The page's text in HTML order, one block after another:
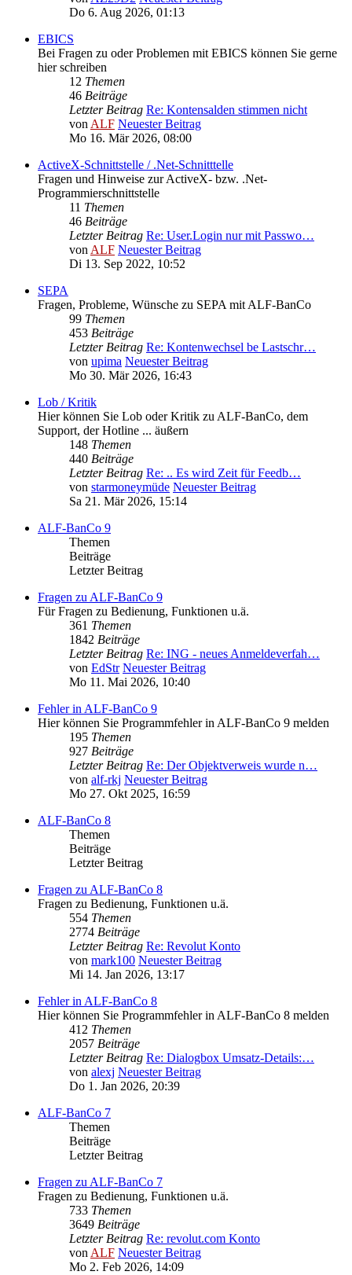
Do 6. Aug 2026, 01:13
EBICS
Bei Fragen zu oder Problemen mit EBICS können Sie gerne
hier schreiben
12 Themen
46 Beiträge
Letzter Beitrag Re: Kontensalden stimmen nicht
vonALF Neuester Beitrag
Mo 16. Mär 2026, 08:00
ActiveX-Schnittstelle / .Net-Schnitttelle
Fragen und Hinweise zur ActiveX- bzw. .Net-
Programmierschnittstelle
11 Themen
46 Beiträge
Letzter Beitrag Re: User.Login nur mit Passwo…
vonALF Neuester Beitrag
Di 13. Sep 2022, 10:52
SEPA
Fragen, Probleme, Wünsche zu SEPA mit ALF-BanCo
99 Themen
453 Beiträge
Letzter Beitrag Re: Kontenwechsel be Lastschr…
von upima Neuester Beitrag
Mo 30. Mär 2026, 16:43
Lob / Kritik
Hier können Sie Lob oder Kritik zu ALF-BanCo, dem
Support, der Hotline ... äußern
148 Themen
440 Beiträge
Letzter Beitrag Re: .. Es wird Zeit für Feedb…
von starmoneymüde Neuester Beitrag
Sa 21. Mär 2026, 15:14
ALF-BanCo 9
Themen
Beiträge
Letzter Beitrag
Fragen zu ALF-BanCo 9
Für Fragen zu Bedienung, Funktionen u.ä.
361 Themen
1842 Beiträge
Letzter Beitrag Re: ING - neues Anmeldeverfah…
von EdStr Neuester Beitrag
Mo 11. Mai 2026, 10:40
Fehler in ALF-BanCo 9
Hier können Sie Programmfehler in ALF-BanCo 9 melden
195 Themen
927 Beiträge
Letzter Beitrag Re: Der Objektverweis wurde n…
von alf-rkj Neuester Beitrag
Mo 27. Okt 2025, 16:59
ALF-BanCo 8
Themen
Beiträge
Letzter Beitrag
Fragen zu ALF-BanCo 8
Fragen zu Bedienung, Funktionen u.ä.
554 Themen
2774 Beiträge
Letzter Beitrag Re: Revolut Konto
von mark100 Neuester Beitrag
Mi 14. Jan 2026, 13:17
Fehler in ALF-BanCo 8
Hier können Sie Programmfehler in ALF-BanCo 8 melden
412 Themen
2057 Beiträge
Letzter Beitrag Re: Dialogbox Umsatz-Details:…
von alexj Neuester Beitrag
Do 1. Jan 2026, 20:39
ALF-BanCo 7
Themen
Beiträge
Letzter Beitrag
Fragen zu ALF-BanCo 7
Fragen zu Bedienung, Funktionen u.ä.
733 Themen
3649 Beiträge
Letzter Beitrag Re: revolut.com Konto
vonALF Neuester Beitrag
Mo 2. Feb 2026, 14:09